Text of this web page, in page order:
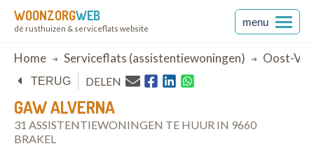
WOONZORGWEB
dé rusthuizen & serviceflats website
menu
Breadcrumb
Home Serviceflats (assistentiewoningen) Oost-
GAW ALVERNA
31 ASSISTENTIEWONINGEN TE HUUR IN 9660
BRAKEL
TERUG DELEN